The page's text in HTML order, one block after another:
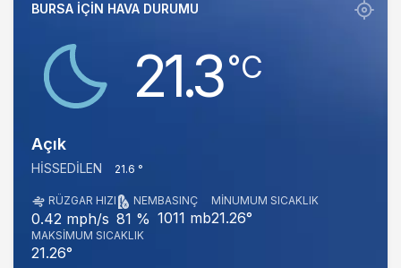
BURSA IÇIN HAVA DURUMU
21.3‎°C
Açık
HISSEDILEN 21.6 °
RÜZGAR HIZI
0.42 mph/s
NEM
81 %
BASINÇ
1011 mb
MINUMUM SICAKLIK
21.26°
MAKSIMUM SICAKLIK
21.26°